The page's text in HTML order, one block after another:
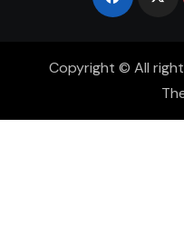
Copyright © All